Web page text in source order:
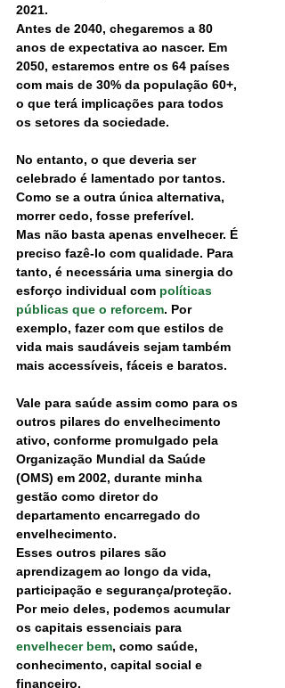
2021.
Antes de 2040, chegaremos a 80
anos de expectativa ao nascer. Em
2050, estaremos entre os 64 países
com mais de 30% da população 60+,
o que terá implicações para todos
os setores da sociedade.
No entanto, o que deveria ser
celebrado é lamentado por tantos.
Como se a outra única alternativa,
morrer cedo, fosse preferível.
Mas não basta apenas envelhecer. É
preciso fazê-lo com qualidade. Para
tanto, é necessária uma sinergia do
esforço individual com políticas
públicas que o reforcem. Por
exemplo, fazer com que estilos de
vida mais saudáveis sejam também
mais accessíveis, fáceis e baratos.
Vale para saúde assim como para os
outros pilares do envelhecimento
ativo, conforme promulgado pela
Organização Mundial da Saúde
(OMS) em 2002, durante minha
gestão como diretor do
departamento encarregado do
envelhecimento.
Esses outros pilares são
aprendizagem ao longo da vida,
participação e segurança/proteção.
Por meio deles, podemos acumular
os capitais essenciais para
envelhecer bem, como saúde,
conhecimento, capital social e
financeiro.